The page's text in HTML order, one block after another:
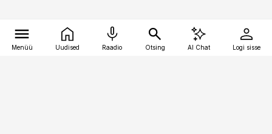
Menüü Uudised Raadio Otsing AI Chat Logi sisse